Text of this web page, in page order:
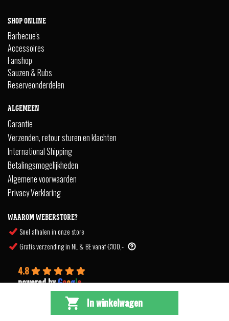
In winkelwagen
SHOP ONLINE
Barbecue's
Accessoires
Fanshop
Sauzen & Rubs
Reserveonderdelen
ALGEMEEN
Garantie
Verzenden, retour sturen en klachten
International Shipping
Betalingsmogelijkheden
Algemene voorwaarden
Privacy Verklaring
WAAROM WEBERSTORE?
Snel afhalen in onze store
Gratis verzending in NL & BE vanaf €100,-
4.8
powered byGoogle